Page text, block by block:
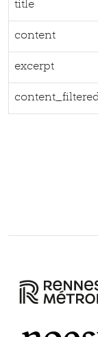
title
content
excerpt
content_filtered